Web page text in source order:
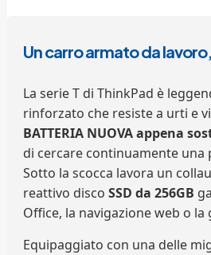
Un carro armato da
La serie T di ThinkPad è
rinforzato che resiste a urti e
BATTERIA NUOVA appena
di cercare continuamente una
Sotto la scocca lavora un
reattivo disco SSD da 256GB
Office, la navigazione web o la
Equipaggiato con una delle